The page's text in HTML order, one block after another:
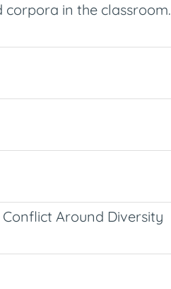
corpora in the classroom.
Around Diversity